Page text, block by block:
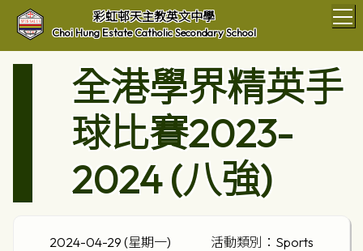
彩虹邨天主教英文中學
Choi Hung Estate Catholic Secondary School
全港學界精英手
球比賽2023-
2024 (八強)
2024-04-29 (星期一)
活動類別：Sports